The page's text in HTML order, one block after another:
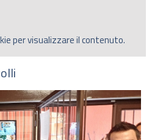
per visualizzare il contenuto.